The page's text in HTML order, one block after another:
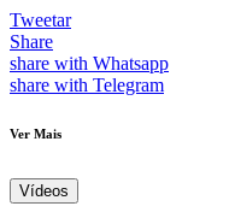
Tweetar
Share
share with Whatsapp
share with Telegram
Ver Mais
Vídeos